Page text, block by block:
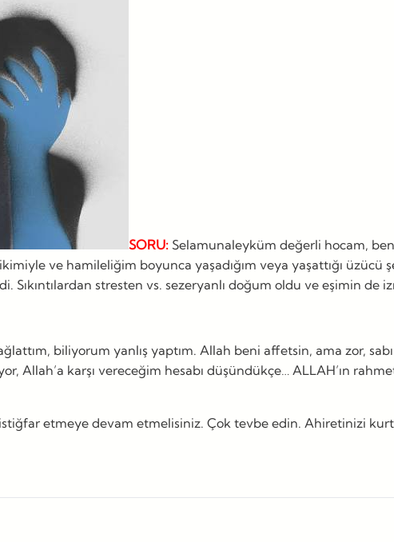
SORU: Selamunaleyküm değerli hocam,
ve hamileliğim boyunca yaşadığım veya yaşattığı
Sıkıntılardan stresten vs. sezeryanlı doğum oldu ve eşimin de
biliyorum yanlış yaptım. Allah beni affetsin, ama zor,
Allah’a karşı vereceğim hesabı düşündükçe… ALLAH’ın
etmeye devam etmelisiniz. Çok tevbe edin. Ahiretinizi